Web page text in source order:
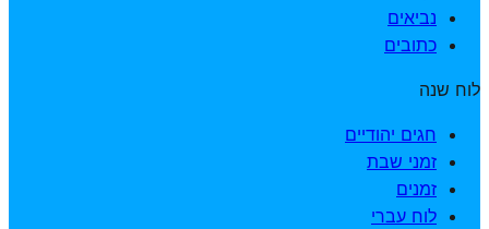
נביאים
כתובים
לוח שנה
חגים יהודיים
זמני שבת
זמנים
לוח עברי